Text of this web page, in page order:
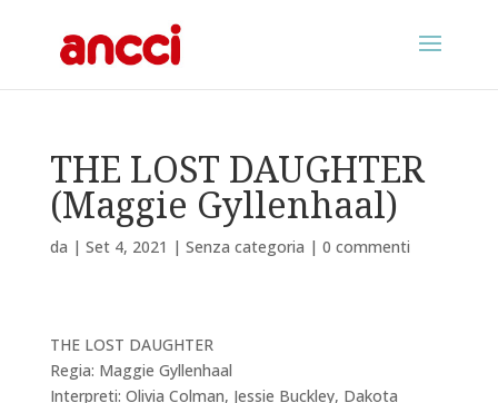
THE LOST DAUGHTER
(Maggie Gyllenhaal)
da | Set 4, 2021 | Senza categoria | 0 commenti
THE LOST DAUGHTER
Regia: Maggie Gyllenhaal
Interpreti: Olivia Colman, Jessie Buckley, Dakota